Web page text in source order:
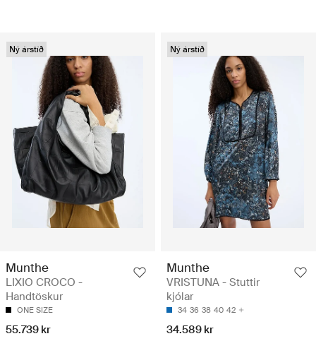
Ný árstíð
Munthe
LIXIO CROCO -
Handtöskur
ONE SIZE
55.739 kr
Ný árstíð
Munthe
VRISTUNA - Stuttir
kjólar
34 36 38 40 42
34.589 kr